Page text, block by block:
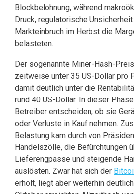
Blockbelohnung, während
Druck, regulatorische
Markteinbruch im Herbst die
belasteten.
Der sogenannte Miner-Hash-
zeitweise unter 35 US-Dollar pro
damit deutlich unter die
rund 40 US-Dollar. In dieser
Betreiber entscheiden, ob sie
oder Verluste in Kauf nehmen.
Belastung kam durch von
Handelszölle, die Befürchtungen
Lieferengpässe und steigende
auslösten. Zwar hat sich der
erholt, liegt aber weiterhin